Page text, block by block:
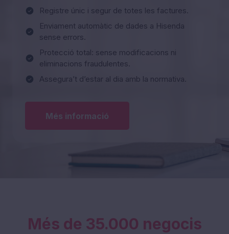
Registre únic i segur de totes les factures.
Enviament automàtic de dades a Hisenda
sense errors.
Protecció total: sense modificacions ni
eliminacions fraudulentes.
Assegura’t d’estar al dia amb la normativa.
Més informació
Més de 35.000 negocis